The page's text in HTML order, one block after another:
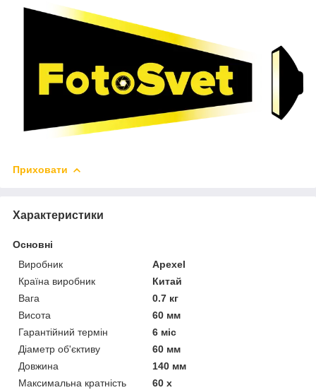
Приховати
Характеристики
Основні
Виробник
Apexel
Країна виробник
Китай
Вага
0.7 кг
Висота
60 мм
Гарантійний термін
6 міс
Діаметр об'єктиву
60 мм
Довжина
140 мм
Максимальна кратність
60 х